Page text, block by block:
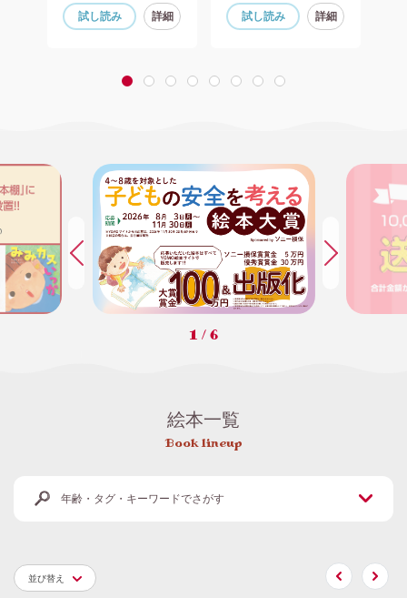
試し読み 詳細 試し読み 詳細
1 2 3 4 5 6 7 8
1 / 6
絵本一覧
Book lineup
年齢・タグ・キーワードでさがす
並び替え